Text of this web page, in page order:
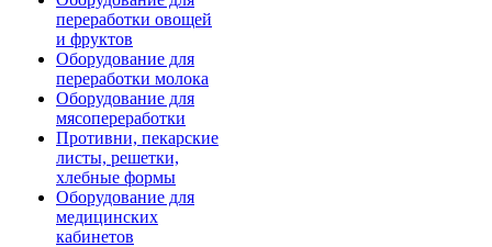
переработки овощей
и фруктов
Оборудование для
переработки молока
Оборудование для
мясопереработки
Противни, пекарские
листы, решетки,
хлебные формы
Оборудование для
медицинских
кабинетов